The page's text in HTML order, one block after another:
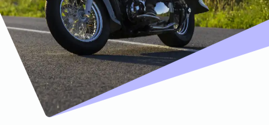
Wohnungsschutzbrief
Zur
Produktübersicht
Gewässerschadenhaftpflicht
Zur
Produktübersicht
Zur
Produktübersicht
Reisehaftpflichtversicherung
Reiserücktrittsversicherung
Zur
Produktübersicht
Zur
Produktübersicht
Zur
Produktübersicht
Zur
Produktübersicht
Montageversicherung
Zur
Produktübersicht
Gruppenunfall für
Betriebe
Gruppenunfall für
Vereine
Kunstversicherung
Ausstellungsversicherung
Valorenversicherung
Oldtimersammlungsversicherung